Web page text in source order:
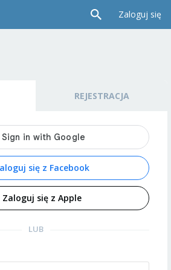
Zaloguj się
REJESTRACJA
się z Facebook
Zaloguj się z Apple
LUB